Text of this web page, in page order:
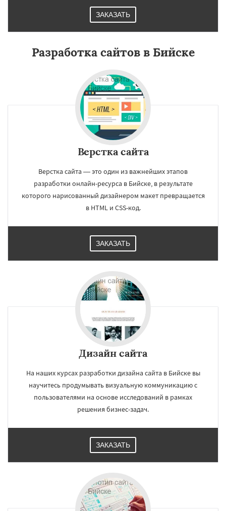
ЗАКАЗАТЬ
Разработка сайтов в Бийске
Верстка сайта
Верстка сайта — это один из важнейших этапов
разработки онлайн-ресурса в Бийске, в результате
которого нарисованный дизайнером макет превращается
в HTML и CSS-код.
ЗАКАЗАТЬ
Дизайн сайта
На наших курсах разработки дизайна сайта в Бийске вы
научитесь продумывать визуальную коммуникацию с
пользователями на основе исследований в рамках
решения бизнес-задач.
ЗАКАЗАТЬ